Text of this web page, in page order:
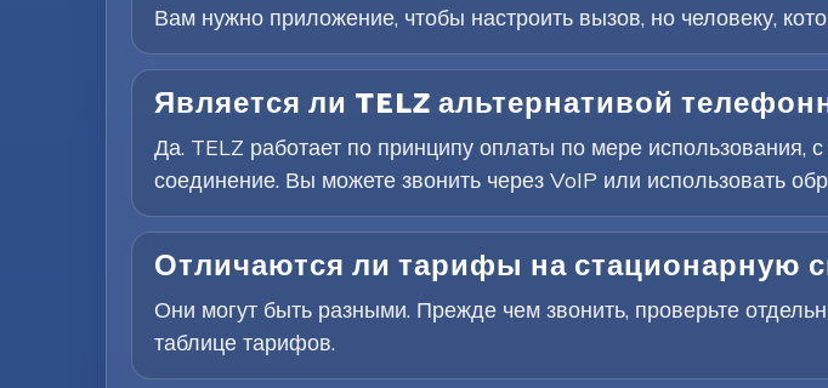
Вам нужно приложение, чтобы настроить вызов, но человеку,
Является ли TELZ альтернативой
Да. TELZ работает по принципу оплаты по мере
соединение. Вы можете звонить через VoIP или использовать
Отличаются ли тарифы на стационарную
Они могут быть разными. Прежде чем звонить, проверьте
таблице тарифов.